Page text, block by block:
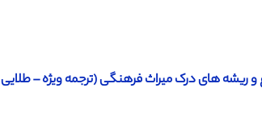
ریشه های درک میراث فرهنگی (ترجمه ویژه – طلایی